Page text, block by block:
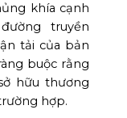
khía cạnh
truyền
tải của bản
buộc rằng
hữu thương
hợp.